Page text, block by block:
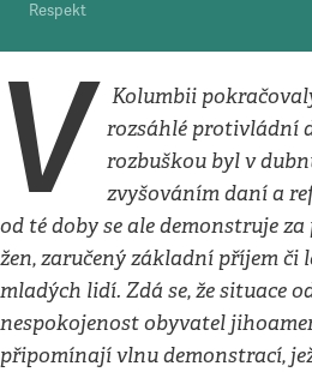
Respekt
V
Kolumbii
rozsáhlé protivládní
rozbuškou byl v
zvyšováním daní a
od té doby se ale demonstruje
žen, zaručený základní příjem či
mladých lidí. Zdá se, že situace
nespokojenost obyvatel
připomínají vlnu demonstrací,